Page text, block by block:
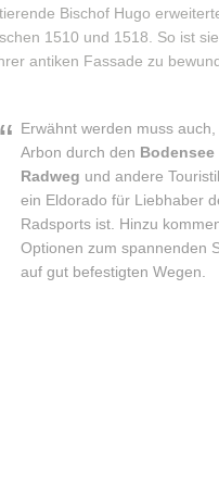
Bischof Hugo
1510 und 1518. So ist
antiken Fassade zu
Erwähnt werden muss auch,
Arbon durch den Bodensee
Radweg und andere
ein Eldorado für Liebhaber
Radsports ist. Hinzu
Optionen zum spannenden
auf gut befestigten Wegen.